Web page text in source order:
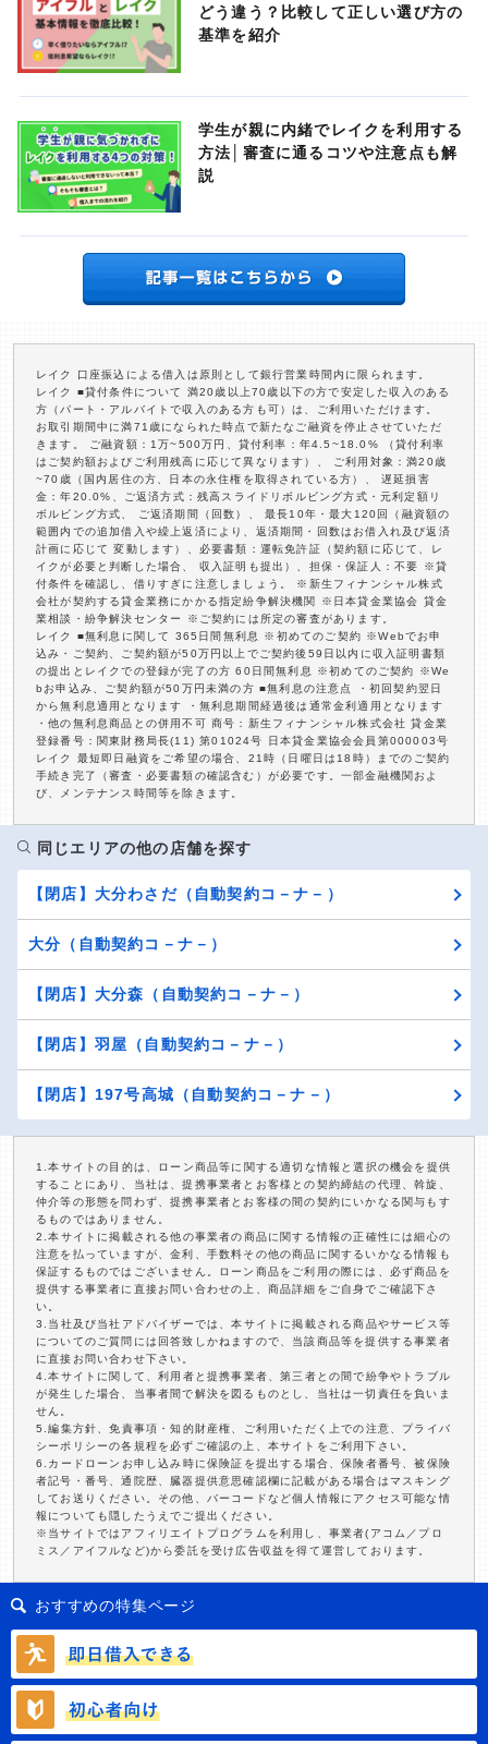
どう違う？比較して正しい選び方の
基準を紹介
学生が親に内緒でレイクを利用する
方法│審査に通るコツや注意点も解
説
レイク 口座振込による借入は原則として銀行営業時間内に限られます。
レイク ■貸付条件について 満20歳以上70歳以下の方で安定した収入のある
方（パート・アルバイトで収入のある方も可）は、ご利用いただけます。
お取引期間中に満71歳になられた時点で新たなご融資を停止させていただ
きます。 ご融資額：1万~500万円、貸付利率：年4.5~18.0% （貸付利率
はご契約額およびご利用残高に応じて異なります）、 ご利用対象：満20歳
~70歳（国内居住の方、日本の永住権を取得されている方）、 遅延損害
金：年20.0%、ご返済方式：残高スライドリボルビング方式・元利定額リ
ボルビング方式、 ご返済期間（回数）、 最長10年・最大120回（融資額の
範囲内での追加借入や繰上返済により、返済期間・回数はお借入れ及び返済
計画に応じて 変動します）、必要書類：運転免許証（契約額に応じて、レ
イクが必要と判断した場合、 収入証明も提出）、担保・保証人：不要 ※貸
付条件を確認し、借りすぎに注意しましょう。 ※新生フィナンシャル株式
会社が契約する貸金業務にかかる指定紛争解決機関 ※日本貸金業協会 貸金
業相談・紛争解決センター ※ご契約には所定の審査があります。
レイク ■無利息に関して 365日間無利息 ※初めてのご契約 ※Webでお申
込み・ご契約、ご契約額が50万円以上でご契約後59日以内に収入証明書類
の提出とレイクでの登録が完了の方 60日間無利息 ※初めてのご契約 ※We
bお申込み、ご契約額が50万円未満の方 ■無利息の注意点 ・初回契約翌日
から無利息適用となります ・無利息期間経過後は通常金利適用となります
・他の無利息商品との併用不可 商号：新生フィナンシャル株式会社 貸金業
登録番号：関東財務局長(11) 第01024号 日本貸金業協会会員第000003号
レイク 最短即日融資をご希望の場合、21時（日曜日は18時）までのご契約
手続き完了（審査・必要書類の確認含む）が必要です。一部金融機関およ
び、メンテナンス時間等を除きます。
同じエリアの他の店舗を探す
【閉店】大分わさだ（自動契約コ－ナ－）
大分（自動契約コ－ナ－）
【閉店】大分森（自動契約コ－ナ－）
【閉店】羽屋（自動契約コ－ナ－）
【閉店】197号高城（自動契約コ－ナ－）
1.本サイトの目的は、ローン商品等に関する適切な情報と選択の機会を提供
することにあり、当社は、提携事業者とお客様との契約締結の代理、斡旋、
仲介等の形態を問わず、提携事業者とお客様の間の契約にいかなる関与もす
るものではありません。
2.本サイトに掲載される他の事業者の商品に関する情報の正確性には細心の
注意を払っていますが、金利、手数料その他の商品に関するいかなる情報も
保証するものではございません。ローン商品をご利用の際には、必ず商品を
提供する事業者に直接お問い合わせの上、商品詳細をご自身でご確認下さ
い。
3.当社及び当社アドバイザーでは、本サイトに掲載される商品やサービス等
についてのご質問には回答致しかねますので、当該商品等を提供する事業者
に直接お問い合わせ下さい。
4.本サイトに関して、利用者と提携事業者、第三者との間で紛争やトラブル
が発生した場合、当事者間で解決を図るものとし、当社は一切責任を負いま
せん。
5.編集方針、免責事項・知的財産権、ご利用いただく上での注意、プライバ
シーポリシーの各規程を必ずご確認の上、本サイトをご利用下さい。
6.カードローンお申し込み時に保険証を提出する場合、保険者番号、被保険
者記号・番号、通院歴、臓器提供意思確認欄に記載がある場合はマスキング
してお送りください。その他、バーコードなど個人情報にアクセス可能な情
報についても隠したうえでご提出ください。
※当サイトではアフィリエイトプログラムを利用し、事業者(アコム／プロ
ミス／アイフルなど)から委託を受け広告収益を得て運営しております。
おすすめの特集ページ